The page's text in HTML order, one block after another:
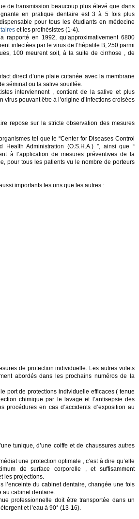
de transmission beaucoup plus élevé que dans
en pratique dentaire est 3 à 5 fois plus
pour tous les étudiants en médecine
et les prothésistes (1-4).
rapporté en 1992, qu’approximativement 6800
infectées par le virus de l’hépatite B, 250 parmi
100 meurent soit, à la suite de cirrhose , de
direct d’une plaie cutanée avec la membrane
séminal ou la salive souillée.
interviennent , contient de la salive et plus
pouvant être à l’origine d’infections croisées
repose sur la stricte observation des mesures
tel que le “Center for Diseases Control
Health Administration (O.S.H.A.) ”, ainsi que “
à l’application de mesures préventives de la
pour tous les patients vu le nombre de porteurs
importants les uns que les autres :
de protection individuelle. Les autres volets
abordés dans les prochains numéros de la
port de protections individuelle efficaces ( tenue
chimique par le lavage et l’antisepsie des
procédures en cas d’accidents d’exposition au
tunique, d’une coiffe et de chaussures autres
une protection optimale , c’est à dire qu’elle
de surface corporelle , et suffisamment
les projections.
l’enceinte du cabinet dentaire, changée une fois
au cabinet dentaire.
professionnelle doit être transportée dans un
et l’eau à 90° (13-16).